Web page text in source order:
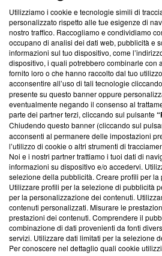
Questa sezione offre informazioni
News, sui nostri processi editoriali e
creare news di qualità. Inoltre,
‘Trust Project - News with Integrity’
ancora membro del programma, ma
parte; Trust Project non ha ancora
conformità agli standard.
Su di noi
Team editoriale
Corporate
Redazione
Informativa Privacy
Cookie Policy
Blasting SA, IDI CHE-247.845.224,
Lugano (Svizzera) Tel:+39
Utilizziamo i cookie e tecnologie simili di
personalizzato rispetto alle tue esigenze di
nostro traffico. Raccogliamo e condividiamo
occupano di analisi dei dati web, pubblicità e
informazioni sul tuo dispositivo, come
dispositivo, i quali potrebbero combinarle con
fornito loro o che hanno raccolto dal tuo
acconsentire all’uso di tali tecnologie
presente su questo banner oppure
eventualmente negando il consenso al
parte dei partner terzi, cliccando sul pulsante
Chiudendo questo banner (cliccando sul
acconsenti al permanere delle impostazioni
l’utilizzo di cookie o altri strumenti di
Noi e i nostri partner trattiamo i tuoi dati di
informazioni su dispositivo e/o accedervi.
selezione della pubblicità. Creare profili per la
Utilizzare profili per la selezione di pubblicità
per la personalizzazione dei contenuti.
contenuti personalizzati. Misurare le
prestazioni dei contenuti. Comprendere il
combinazione di dati provenienti da fonti
servizi. Utilizzare dati limitati per la selezione
Per conoscere nel dettaglio quali cookie